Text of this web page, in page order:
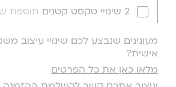
2 שינויי טקסט קטנים תוספת של 90
מעונינים שנבצע לכם שינויי עיצוב
אישית?
מלאו כאן את כל הפרטים